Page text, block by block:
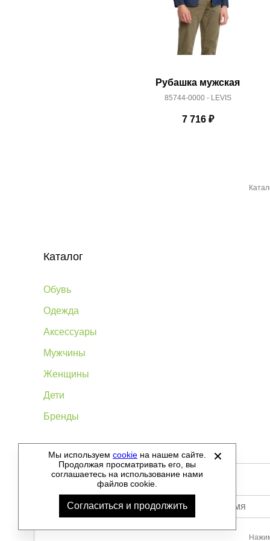
Рубашка мужская
85744-0000 - LEVIS
7 716₽
Каталог
Обувь
Одежда
Аксессуары
Мужчины
Женщины
Дети
Бренды
©2012-2026 - Sellgroup.ru - все права защищены.
Мы используем cookie на нашем сайте.
Продолжая просматривать его, вы
соглашаетесь на использование нами
файлов cookie.
Согласиться и продолжить Ваше имя